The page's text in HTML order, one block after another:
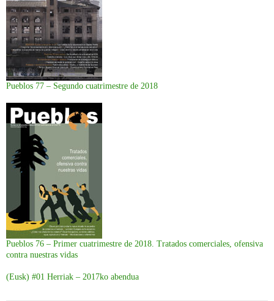
Pueblos 77 – Segundo cuatrimestre de 2018
Pueblos 76 – Primer cuatrimestre de 2018. Tratados comerciales, ofensiva
contra nuestras vidas
(Eusk) #01 Herriak – 2017ko abendua